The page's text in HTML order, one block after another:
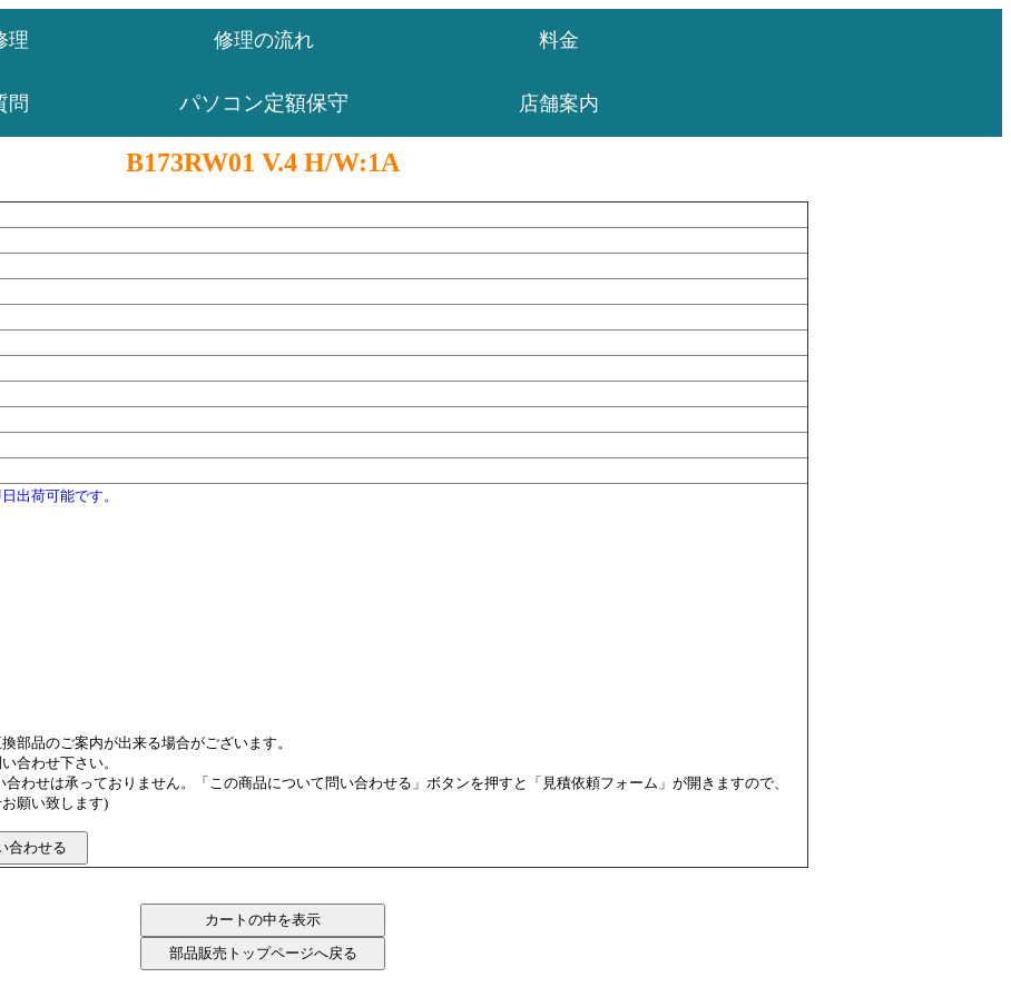
理 修理の流れ 料金
問 パソコン定額保守 店舗案内
B173RW01 V.4 H/W:1A
出荷可能です。
部品のご案内が出来る場合がございます。
合わせ下さい。
わせは承っておりません。「この商品について問い合わせる」ボタンを押すと「見積依頼フォーム」が開きますので、
願い致します)